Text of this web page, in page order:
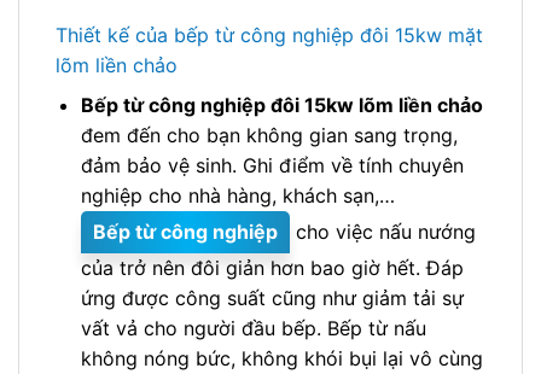
Thiết kế của bếp từ công nghiệp đôi 15kw mặt
lõm liền chảo
Bếp từ công nghiệp đôi 15kw lõm liền chảo
đem đến cho bạn không gian sang trọng,
đảm bảo vệ sinh. Ghi điểm về tính chuyên
nghiệp cho nhà hàng, khách sạn,…
Bếp từ công nghiệp
cho việc nấu nướng
của trở nên đôi giản hơn bao giờ hết. Đáp
ứng được công suất cũng như giảm tải sự
vất vả cho người đầu bếp. Bếp từ nấu
không nóng bức, không khói bụi lại vô cùng